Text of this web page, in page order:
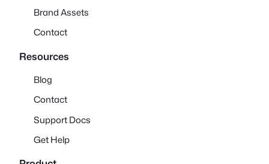
Brand Assets
Contact
Resources
Blog
Contact
Support Docs
Get Help